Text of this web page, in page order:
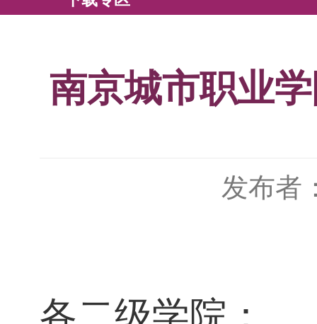
下载专区
南京城市职业
发布